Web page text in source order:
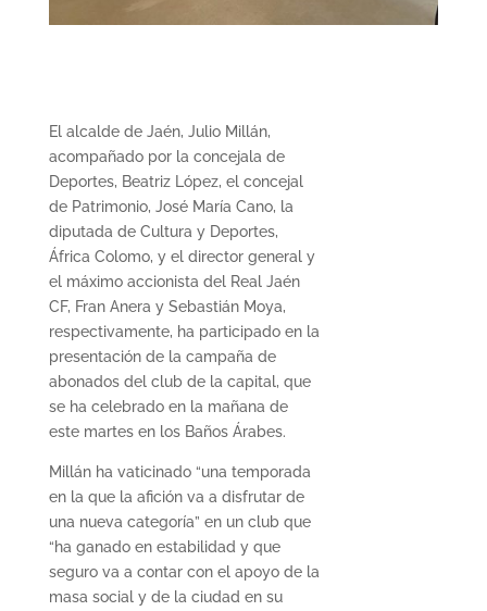
El alcalde de Jaén, Julio Millán,
acompañado por la concejala de
Deportes, Beatriz López, el concejal
de Patrimonio, José María Cano, la
diputada de Cultura y Deportes,
África Colomo, y el director general y
el máximo accionista del Real Jaén
CF, Fran Anera y Sebastián Moya,
respectivamente, ha participado en la
presentación de la campaña de
abonados del club de la capital, que
se ha celebrado en la mañana de
este martes en los Baños Árabes.
Millán ha vaticinado “una temporada
en la que la afición va a disfrutar de
una nueva categoría” en un club que
“ha ganado en estabilidad y que
seguro va a contar con el apoyo de la
masa social y de la ciudad en su